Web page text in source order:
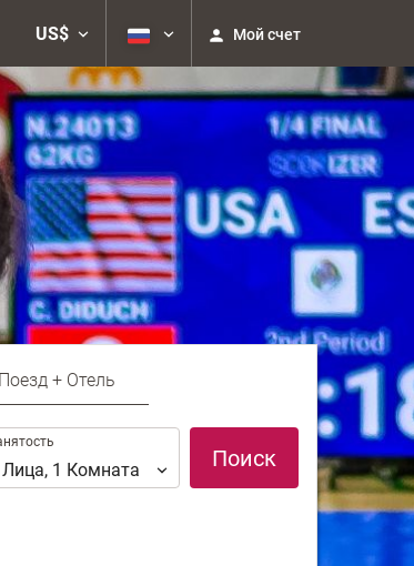
US$ Мой счет
Поезд + Отель
Лица, 1 Комната Поиск